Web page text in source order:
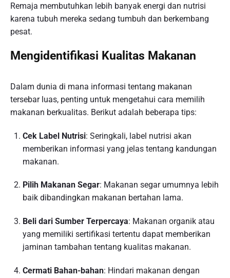
Remaja membutuhkan lebih banyak energi dan nutrisi
karena tubuh mereka sedang tumbuh dan berkembang
pesat.
Mengidentifikasi Kualitas Makanan
Dalam dunia di mana informasi tentang makanan
tersebar luas, penting untuk mengetahui cara memilih
makanan berkualitas. Berikut adalah beberapa tips:
Cek Label Nutrisi: Seringkali, label nutrisi akan
memberikan informasi yang jelas tentang kandungan
makanan.
Pilih Makanan Segar: Makanan segar umumnya lebih
baik dibandingkan makanan bertahan lama.
Beli dari Sumber Terpercaya: Makanan organik atau
yang memiliki sertifikasi tertentu dapat memberikan
jaminan tambahan tentang kualitas makanan.
Cermati Bahan-bahan: Hindari makanan dengan